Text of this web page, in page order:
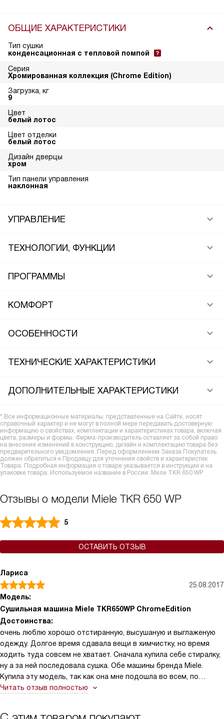
ОБЩИЕ ХАРАКТЕРИСТИКИ
Тип сушки
конденсационная с тепловой помпой
Серия
Хромированная коллекция (Chrome Edition)
Загрузка, кг
9
Цвет
белый лотос
Цвет отделки
белый лотос
Дизайн дверцы
хром
Тип панели управления
наклонная
УПРАВЛЕНИЕ
ТЕХНОЛОГИИ, ФУНКЦИИ
ПРОГРАММЫ
КОМФОРТ
ОСОБЕННОСТИ
ТЕХНИЧЕСКИЕ ХАРАКТЕРИСТИКИ
ДОПОЛНИТЕЛЬНЫЕ ХАРАКТЕРИСТИКИ
* Все информационные материалы, представленные на Сайте, носят
справочный характер и не могут в полной мере передавать достоверную
информацию о свойствах, комплектации и характеристиках товара, включая
цвета, размеры и формы. Фирма-производитель оставляет за собой право
на внесение изменений в конструкцию, дизайн и комплектацию товара без
предварительного уведомления. Перед оформлением Заказа Покупатель
должен обратиться к Продавцу для уточнения свойств и характеристик
Товара. Подробная информация о товаре указывается в инструкции и на
упаковке товара. Используемое название в России: Миле TKR 650 WP
Отзывы о модели Miele TKR 650 WP
5
ОСТАВИТЬ ОТЗЫВ
Лариса
25.08.2017
Модель:
Сушильная машина Miele TKR650WP ChromeEdition
Достоинства:
очень люблю хорошо отстиранную, высушаную и выглаженую
одежду. Долгое время сдавала вещи в химчистку, но время
ходить туда совсем не хватает. Сначала купила себе стиралку,
ну а за ней последовала сушка. Обе машины бренда Miele.
Купила эту модель, так как она мне подошла во всем, по
объему и большому набору программ.
Читать отзыв полностью